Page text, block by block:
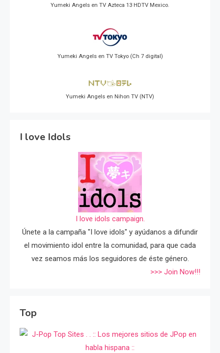
Yumeki Angels en TV Azteca 13 HDTV Mexico.
Yumeki Angels en TV Tokyo (Ch 7 digital)
Yumeki Angels en Nihon TV (NTV)
I love Idols
I love idols campaign.
Únete a la campaña "I love idols" y ayúdanos a difundir
el movimiento idol entre la comunidad, para que cada
vez seamos más los seguidores de éste género.
>>> Join Now!!!
Top